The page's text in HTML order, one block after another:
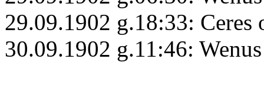
29.09.1902 g.18:33: Ceres
30.09.1902 g.11:46: